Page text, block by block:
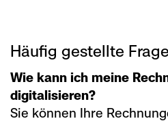
Häufig gestellte
Wie kann ich meine
digitalisieren?
Sie können Ihre